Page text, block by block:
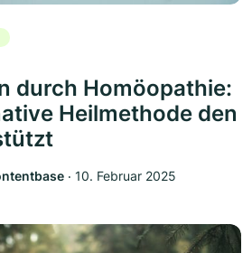
durch Homöopathie:
Heilmethode den
‧ 10. Februar 2025